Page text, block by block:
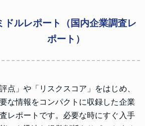
ドルレポート（国内企業調査レ
ポート）
評点」や「リスクスコア」をはじめ、
な情報をコンパクトに収録した企業
レポートです。必要な時にすぐ入手